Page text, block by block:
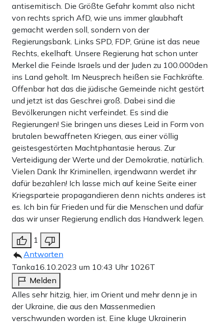
antisemitisch. Die Größte Gefahr kommt also nicht
von rechts sprich AfD, wie uns immer glaubhaft
gemacht werden soll, sondern von der
Regierungsbank. Links SPD, FDP, Grüne ist das neue
Rechts, ekelhaft. Unsere Regierung hat schon unter
Merkel die Feinde Israels und der Juden zu 100.000den
ins Land geholt. Im Neusprech heißen sie Fachkräfte.
Offenbar hat das die jüdische Gemeinde nicht gestört
und jetzt ist das Geschrei groß. Dabei sind die
Bevölkerungen nicht verfeindet. Es sind die
Regierungen! Sie bringen uns dieses Leid in Form von
brutalen bewaffneten Kriegen, aus einer völlig
geistesgestörten Machtphantasie heraus. Zur
Verteidigung der Werte und der Demokratie, natürlich.
Vielen Dank Ihr Kriminellen, irgendwann werdet ihr
dafür bezahlen! Ich lasse mich auf keine Seite einer
Kriegsparteie propagandieren denn nichts anderes ist
es. Ich bin für Frieden und für die Menschen und dafür
das wir unser Regierung endlich das Handwerk legen.
1
Antworten
Tanka16.10.2023 um 10:43 Uhr 1026T
Melden
Alles sehr hitzig, hier, im Orient und mehr denn je in
der Ukraine, die aus den Massenmedien
verschwunden worden ist. Eine kluge Ukrainerin